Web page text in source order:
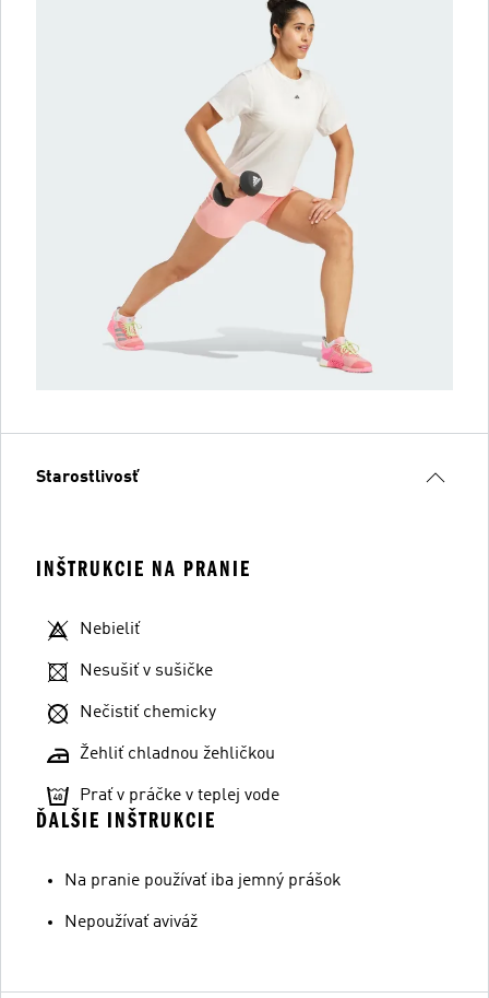
Starostlivosť
INŠTRUKCIE NA PRANIE
Nebieliť
Nesušiť v sušičke
Nečistiť chemicky
Žehliť chladnou žehličkou
Prať v práčke v teplej vode
ĎALŠIE INŠTRUKCIE
Na pranie používať iba jemný prášok
Nepoužívať aviváž